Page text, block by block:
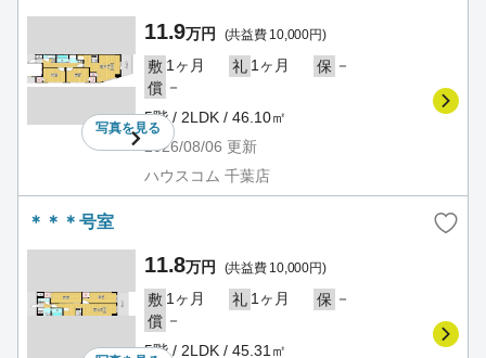
写真を見る
11.9万円 (共益費 10,000円)
敷 1ヶ月 礼 1ヶ月 保 －
償 －
5階 / 2LDK / 46.10㎡
2026/08/06 更新
ハウスコム 千葉店
＊＊＊号室
11.8万円 (共益費 10,000円)
敷 1ヶ月 礼 1ヶ月 保 －
償 －
5階 / 2LDK / 45.31㎡